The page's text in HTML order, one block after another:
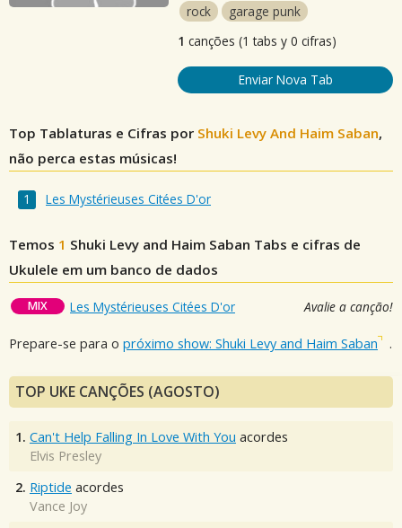
rock
garage punk
1 canções (1 tabs y 0 cifras)
Enviar Nova Tab
Top Tablaturas e Cifras por Shuki Levy And Haim Saban,
não perca estas músicas!
Les Mystérieuses Citées D'or
Temos 1 Shuki Levy and Haim Saban Tabs e cifras de
Ukulele em um banco de dados
MIX Les Mystérieuses Citées D'or Avalie a canção!
Prepare-se para o próximo show: Shuki Levy and Haim Saban .
TOP UKE CANÇÕES (AGOSTO)
1. Can't Help Falling In Love With You acordes
Elvis Presley
2. Riptide acordes
Vance Joy